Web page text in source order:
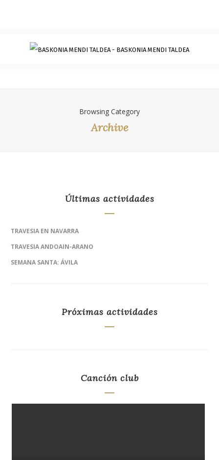
Browsing Category
Archive
Últimas actividades
TRAVESIA EN NAVARRA
TRAVESIA ANDOAIN-ARANO
SEMANA SANTA: ÁVILA
Próximas actividades
Canción club